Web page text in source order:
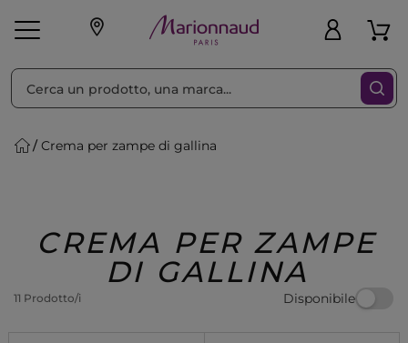
Make-up Profumi
Regalo
Crema per zampe di gallina
CREMA PER ZAMPE
DI GALLINA
11 Prodotto/i Disponibile
Ordina per Filtra